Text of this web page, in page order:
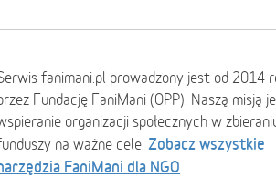
fanimani.pl prowadzony jest od 2014
Fundację FaniMani (OPP). Naszą misją
organizacji społecznych w
na ważne cele. Zobacz wszystkie
FaniMani dla NGO